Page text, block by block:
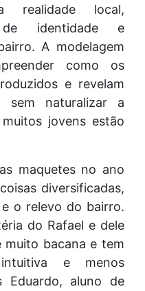
realidade local,
identidade e
A modelagem
como os
e revelam
sem naturalizar a
jovens estão
maquetes no ano
diversificadas,
o relevo do bairro.
do Rafael e dele
muito bacana e tem
e menos
Eduardo, aluno de